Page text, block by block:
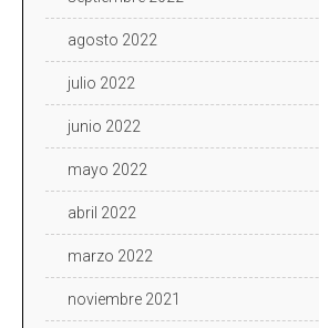
agosto 2022
julio 2022
junio 2022
mayo 2022
abril 2022
marzo 2022
noviembre 2021